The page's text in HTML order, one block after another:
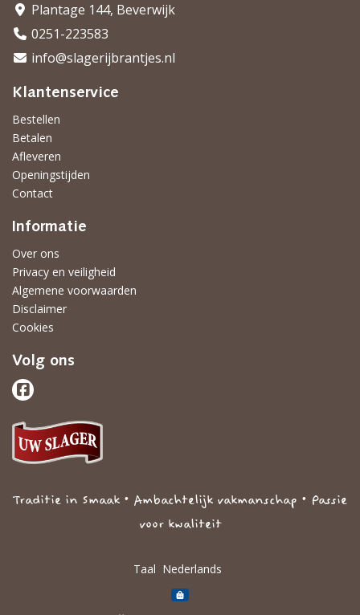
Plantage 144, Beverwijk
0251-223583
info@slagerijbrantjes.nl
Klantenservice
Bestellen
Betalen
Afleveren
Openingstijden
Contact
Informatie
Over ons
Privacy en veiligheid
Algemene voorwaarden
Disclaimer
Cookies
Volg ons
Traditie in Smaak • Ambachtelijk vakmanschap • Passie
voor kwaliteit
Taal